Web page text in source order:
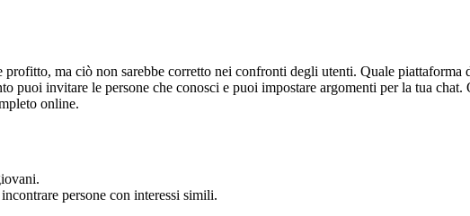
ma ciò non sarebbe corretto nei confronti degli utenti. Quale
puoi invitare le persone che conosci e puoi impostare argomenti per la tua
online.
persone con interessi simili.